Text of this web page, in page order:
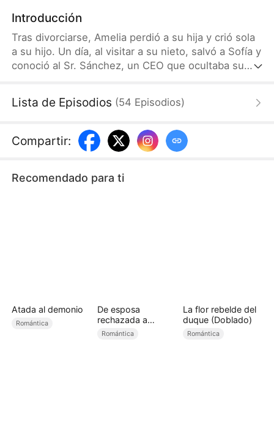
Introducción
Tras divorciarse, Amelia perdió a su hija y crió sola
a su hijo. Un día, al visitar a su nieto, salvó a Sofía y
conoció al Sr. Sánchez, un CEO que ocultaba su
mejoraba su vida. Su hijo, bondadoso pero débil, la
Amelia descubrió que el Sr. Sánchez era un
billonario y que Sofía era su hija perdida, reuniendo
Lista de Episodios (54 Episodios)
Compartir:
Recomendado para ti
Atada al demonio
Romántica
De esposa
rechazada a
princesa licántropa
Romántica
La flor rebelde del
duque (Doblado)
Romántica